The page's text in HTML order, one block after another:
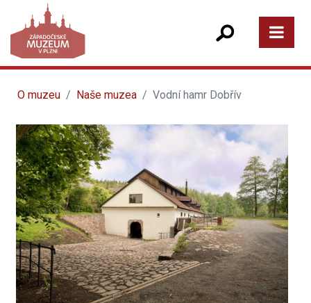
O muzeu Naše muzea Vodní hamr Dobřív